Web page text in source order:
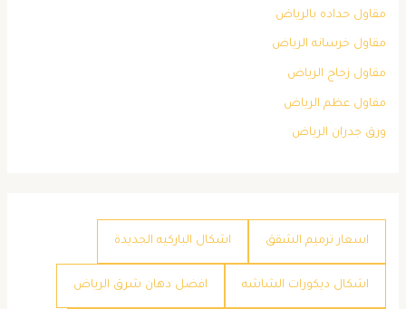
مقاول حداده بالرياض
مقاول خرسانه الرياض
مقاول زجاج الرياض
مقاول عظم الرياض
ورق جدران الرياض
اسعار ترميم الشقق اشكال الباركيه الجديدة
اشكال ديكورات الشاشه افضل دهان شرق الرياض